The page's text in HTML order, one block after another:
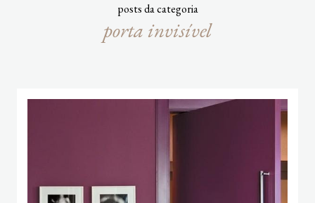
posts da categoria
porta invisível